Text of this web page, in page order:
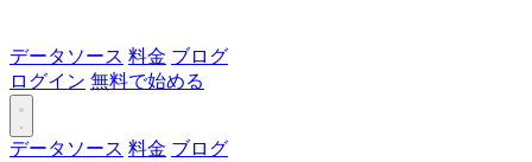
データソース 料金 ブログ
ログイン 無料で始める
データソース 料金 ブログ